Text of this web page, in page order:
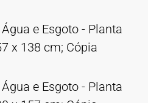
e Esgoto - Planta
x 138 cm; Cópia
e Esgoto - Planta